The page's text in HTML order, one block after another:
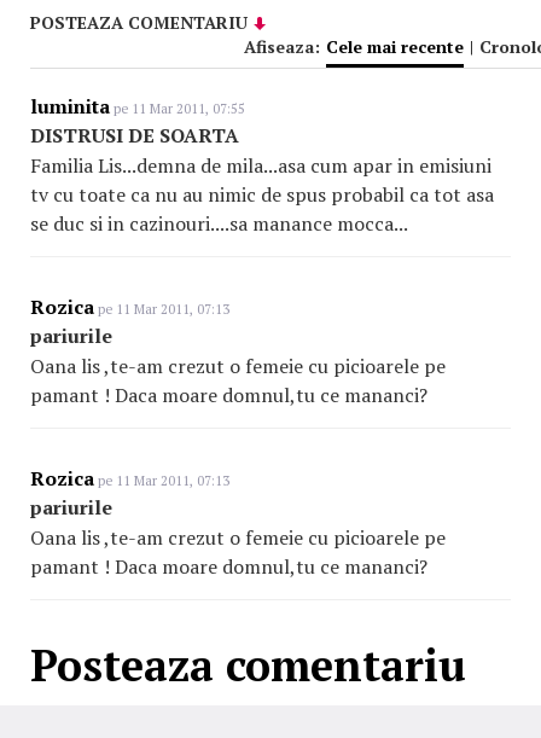
POSTEAZA COMENTARIU
Afiseaza: Cele mai recente |
luminita pe 11 Mar 2011, 07:55
DISTRUSI DE SOARTA
Familia Lis...demna de mila...asa cum apar in emisiuni
tv cu toate ca nu au nimic de spus probabil ca tot asa
se duc si in cazinouri....sa manance mocca...
Rozica pe 11 Mar 2011, 07:13
pariurile
Oana lis ,te-am crezut o femeie cu picioarele pe
pamant ! Daca moare domnul,tu ce mananci?
Rozica pe 11 Mar 2011, 07:13
pariurile
Oana lis ,te-am crezut o femeie cu picioarele pe
pamant ! Daca moare domnul,tu ce mananci?
Posteaza comentariu